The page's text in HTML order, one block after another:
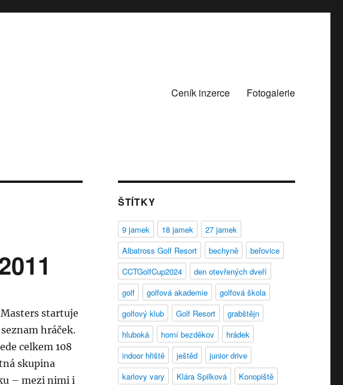
Ceník inzerce Fotogalerie
startuje
hráček.
celkem 108
skupina
– mezi nimi i
ŠTÍTKY
9 jamek 18 jamek
27 jamek
Albatross Golf Resort
bechyně
beřovice
CCTGolfCup2024
den otevřených dveří
golf
golfová akademie
golfová škola
golfový klub
Golf Resort
grabštějn
hluboká
horní bezděkov
hrádek
indoor hřiště
ještěd
junior drive
karlovy vary
Klára Spilková
Konopiště